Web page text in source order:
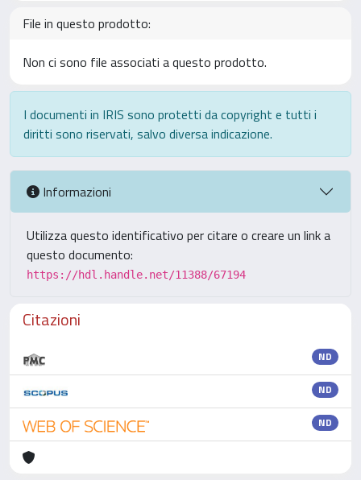
File in questo prodotto:
Non ci sono file associati a questo prodotto.
I documenti in IRIS sono protetti da copyright e tutti i
diritti sono riservati, salvo diversa indicazione.
Informazioni
Utilizza questo identificativo per citare o creare un link a
questo documento:
https://hdl.handle.net/11388/67194
Citazioni
ND
ND
ND